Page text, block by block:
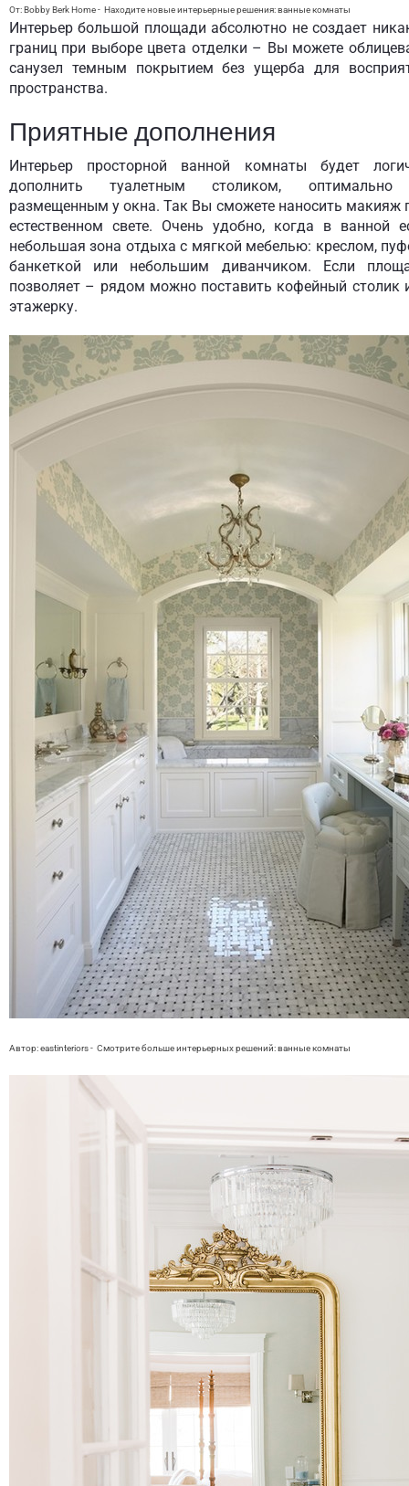
От: Bobby Berk Home- Находите новые интерьерные решения:ванные комнаты
Интерьер большой площади абсолютно не создает
границ при выборе цвета отделки – Вы можете
санузел темным покрытием без ущерба для
пространства.
Приятные дополнения
Интерьер просторной ванной комнаты будет
дополнить туалетным столиком,
размещенным у окна. Так Вы сможете наносить макияж
естественном свете. Очень удобно, когда в ванной
небольшая зона отдыха с мягкой мебелью: креслом,
банкеткой или небольшим диванчиком. Если
позволяет – рядом можно поставить кофейный столик
этажерку.
Автор: eastinteriors- Смотрите больше интерьерных решений:ванные комнаты